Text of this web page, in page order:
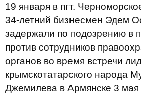
19 января в пгт.
34-летний бизнесмен Эдем
задержали по подозрению в
против сотрудников
органов во время встречи
крымскотатарского народа
Джемилева в Армянске 3 мая